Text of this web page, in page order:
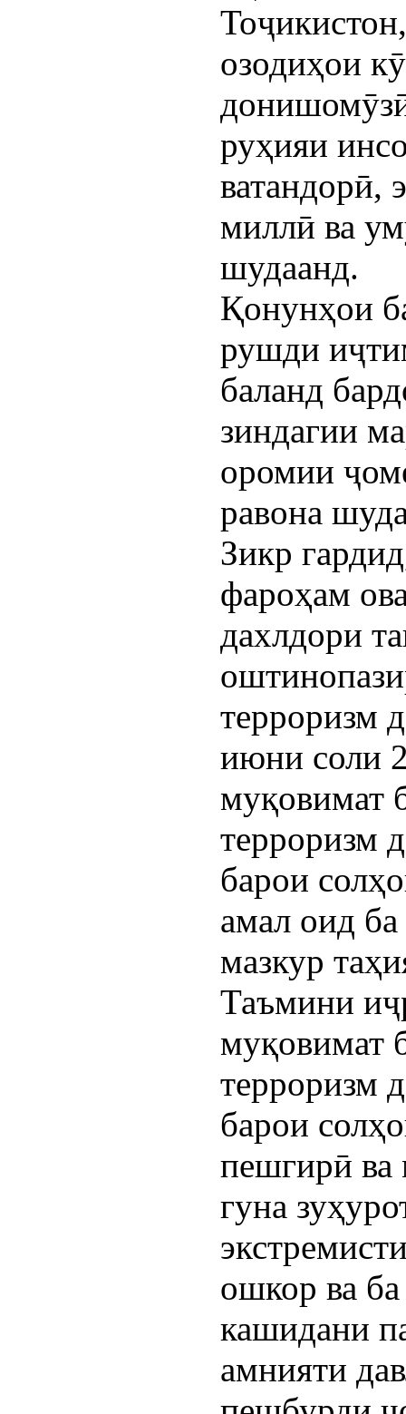
озодиҳои
руҳияи
ватандорӣ,
миллӣ ва
шудаанд.
Қонунҳои
рушди
баланд
зиндагии
оромии
равона
Зикр
фароҳам
дахлдори
терроризм
июни соли
муқовимат
терроризм
барои
амал оид
мазкур
Таъмини
муқовимат
терроризм
барои
пешгирӣ ва
гуна
ошкор ва
кашидани
амнияти